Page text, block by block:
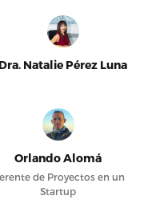
Dra. Natalie Pérez Luna
Orlando Alomá
de Proyectos en un
Startup